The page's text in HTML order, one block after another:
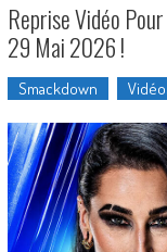
Reprise Vidéo
29 Mai 2026 !
Smackdown